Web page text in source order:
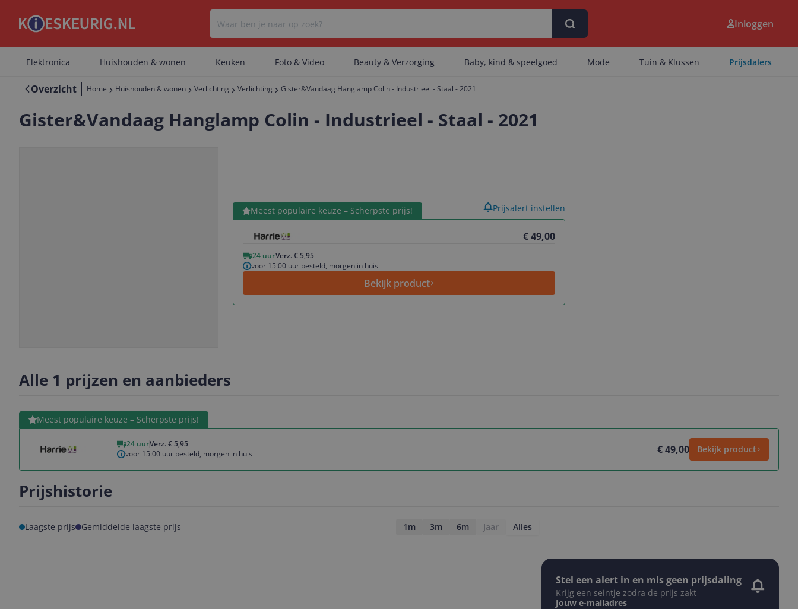
Er zijn geen categorieën gevonden.
Er zijn geen artikelen gevonden.
Inloggen
Elektronica Huishouden & wonen Keuken Foto & Video Beauty & Verzorging Baby, kind & speelgoed Mode Tuin & Klussen Prijsdalers
Overzicht Home Huishouden & wonen Verlichting Verlichting Gister&Vandaag Hanglamp Colin - Industrieel - Staal - 2021
Gister&Vandaag Hanglamp Colin - Industrieel - Staal - 2021
Meest populaire keuze – Scherpste prijs!
€ 49,00
24 uurVerz. € 5,95
voor 15:00 uur besteld, morgen in huis
Bekijk product
Bekijk product Prijsalert instellen
Alle 1 prijzen en aanbieders
Meest populaire keuze – Scherpste prijs!
24 uurVerz. € 5,95
voor 15:00 uur besteld, morgen in huis
€ 49,00 Bekijk product
Bekijk product
Prijshistorie
Laagste prijs Gemiddelde laagste prijs 1m 3m 6m Jaar Alles
Stel een alert in en mis geen prijsdaling
Krijg een seintje zodra de prijs zakt
Jouw e-mailadres